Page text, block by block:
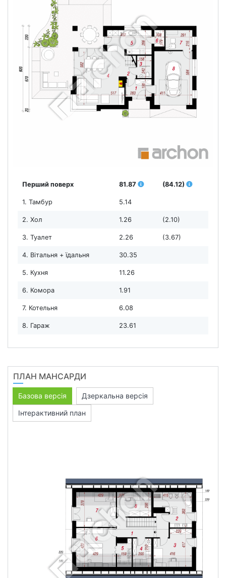
Перший поверх 81.87 (84.12)
1. Тамбур 5.14
2. Хол 1.26 (2.10)
3. Туалет 2.26 (3.67)
4. Вітальня + їдальня 30.35
5. Кухня 11.26
6. Комора 1.91
7. Котельня 6.08
8. Гараж 23.61
ПЛАН МАНСАРДИ
Базова версія
Дзеркальна версія
Інтерактивний план